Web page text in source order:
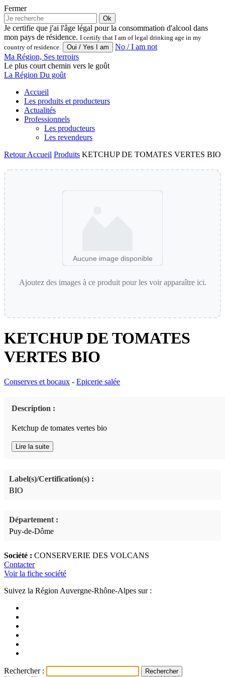
Fermer
Ok
Je certifie que j'ai l'âge légal pour la consommation d'alcool dans
mon pays de résidence. I certify that I am of legal drinking age in my
country of residence.
No / I am not
Ma Région, Ses terroirs
Le plus court chemin vers le goût
La Région Du goût
Accueil
Les produits et producteurs
Actualités
Professionnels
Les producteurs
Les revendeurs
RetourAccueil Produits KETCHUP DE TOMATES VERTES BIO
Aucune image disponible
Ajoutez des images à ce produit pour les voir apparaître ici.
KETCHUP DE TOMATES
VERTES BIO
Conserves et bocaux - Epicerie salée
Description :
Ketchup de tomates vertes bio
Lire la suite
Label(s)/Certification(s) :
BIO
Département :
Puy-de-Dôme
Société : CONSERVERIE DES VOLCANS
Contacter
Voir la fiche société
Suivez la Région Auvergne-Rhône-Alpes sur :
Rechercher :